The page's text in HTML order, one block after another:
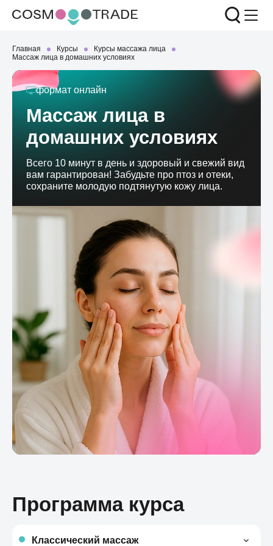
Главная Курсы
Курсы массажа лица
Массаж лица в домашних условиях
формат онлайн
Массаж лица в
домашних условиях
Всего 10 минут в день и здоровый и свежий вид
вам гарантирован! Забудьте про птоз и отеки,
сохраните молодую подтянутую кожу лица.
Программа курса
Классический массаж